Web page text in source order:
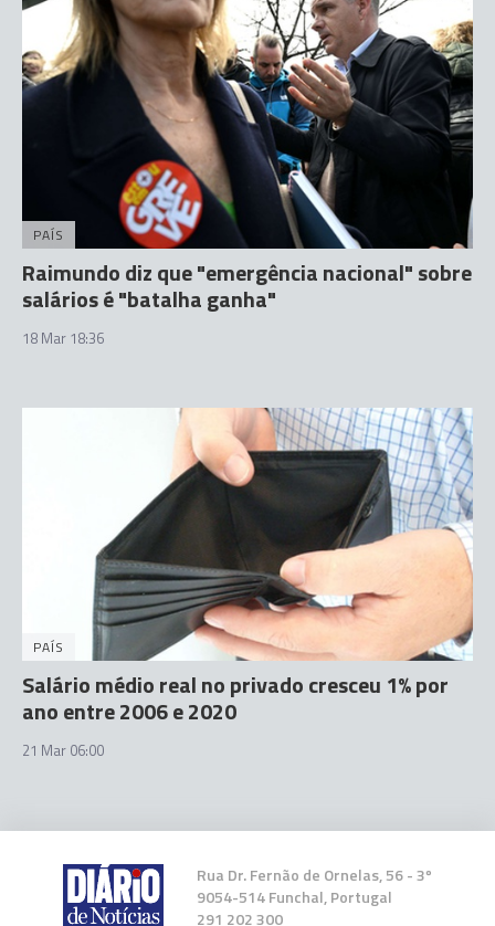
PAÍS
Raimundo diz que "emergência nacional" sobre
salários é "batalha ganha"
18 Mar 18:36
PAÍS
Salário médio real no privado cresceu 1% por
ano entre 2006 e 2020
21 Mar 06:00
Rua Dr. Fernão de Ornelas, 56 - 3º
9054-514 Funchal, Portugal
291 202 300